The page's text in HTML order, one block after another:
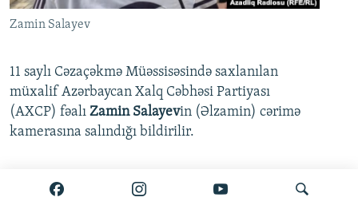
Zamin Salayev
11 saylı Cəzaçəkmə Müəssisəsində saxlanılan
müxalif Azərbaycan Xalq Cəbhəsi Partiyası
(AXCP) fəalı Zamin Salayevin (Əlzamin) cərimə
kamerasına salındığı bildirilir.
Ətraflı burada oxuyun